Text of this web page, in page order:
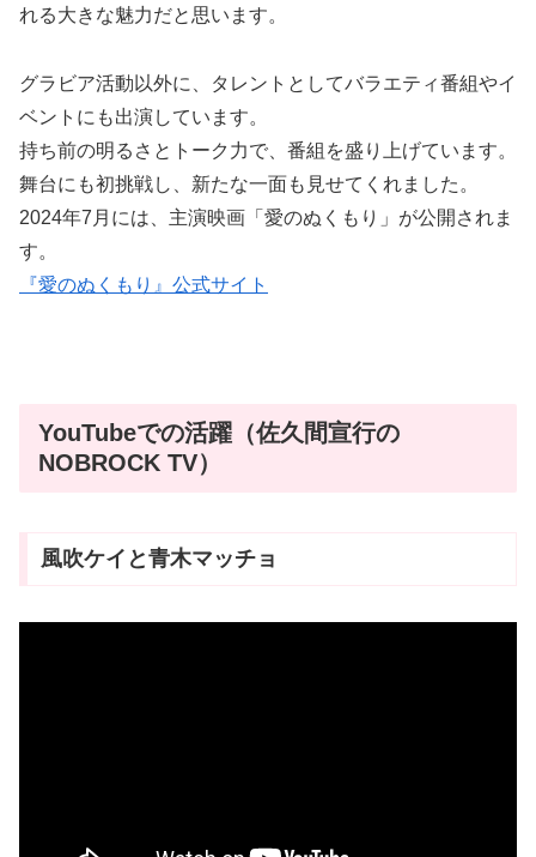
れる大きな魅力だと思います。
グラビア活動以外に、タレントとしてバラエティ番組やイ
ベントにも出演しています。
持ち前の明るさとトーク力で、番組を盛り上げています。
舞台にも初挑戦し、新たな一面も見せてくれました。
2024年7月には、主演映画「愛のぬくもり」が公開されま
す。
『愛のぬくもり』公式サイト
YouTubeでの活躍（佐久間宣行の
NOBROCK TV）
風吹ケイと青木マッチョ